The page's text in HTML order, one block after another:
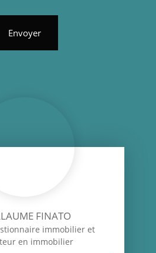
Envoyer
FINATO
immobilier et
en immobilier